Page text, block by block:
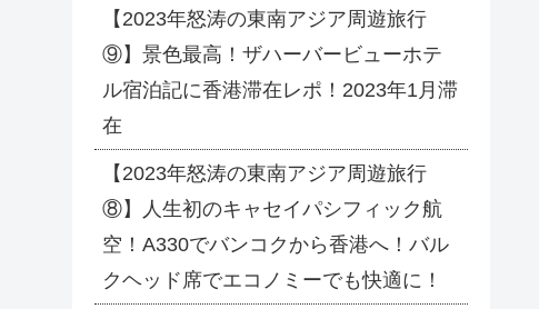
【2023年怒涛の東南アジア周遊旅行
⑨】景色最高！ザハーバービューホテ
ル宿泊記に香港滞在レポ！2023年1月滞
在
【2023年怒涛の東南アジア周遊旅行
⑧】人生初のキャセイパシフィック航
空！A330でバンコクから香港へ！バル
クヘッド席でエコノミーでも快適に！